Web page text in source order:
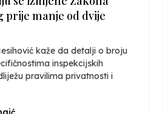
prije manje od dvije
kaže da detalji o broju
inspekcijskih
pravilima privatnosti i